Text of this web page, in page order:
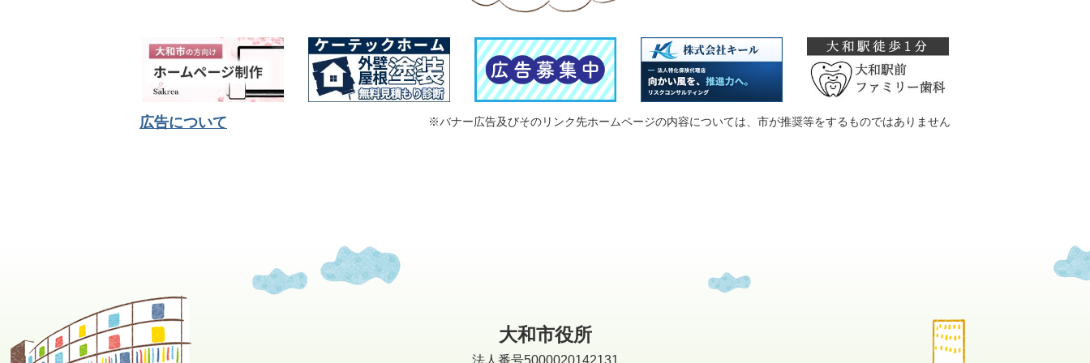
広告について ※バナー広告及びそのリンク先ホームページの内容については、市が推奨等をするものではありません
大和市役所
法人番号5000020142131